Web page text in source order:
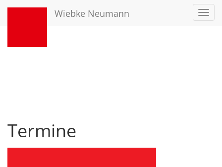
Wiebke Neumann
Termine